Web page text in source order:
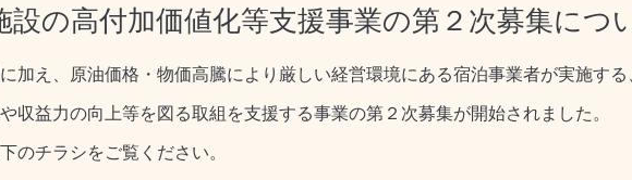
設の高付加価値化等支援事業の第２次募集につ
加え、原油価格・物価高騰により厳しい経営環境にある宿泊事業者が実施する
収益力の向上等を図る取組を支援する事業の第２次募集が開始されました。
のチラシをご覧ください。